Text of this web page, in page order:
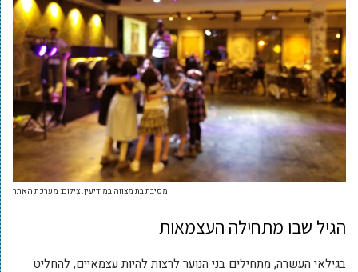
מסיבת בת מצווה במודיעין. צילום: מערכת האתר
הגיל שבו מתחילה העצמאות
בגילאי העשרה, מתחילים בני הנוער לרצות להיות עצמאיים, להחליט